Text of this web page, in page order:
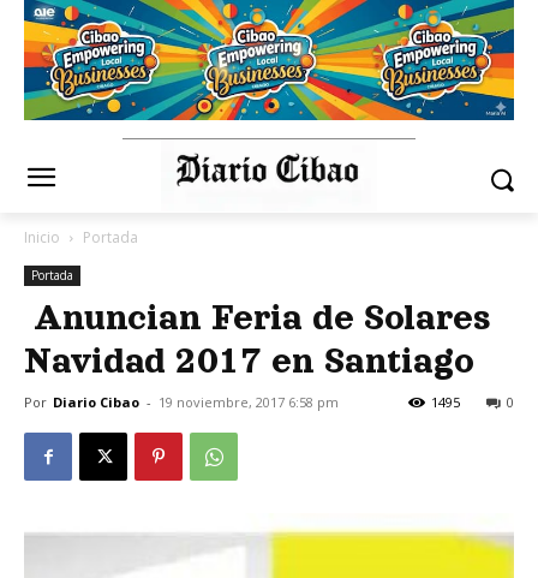
Inicio Portada
Portada
Anuncian Feria de Solares
Navidad 2017 en Santiago
Por Diario Cibao - 19 noviembre, 2017 6:58 pm 0
1495